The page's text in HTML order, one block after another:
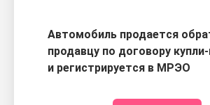
Автомобиль продается
продавцу по договору
и регистрируется в МРЭО